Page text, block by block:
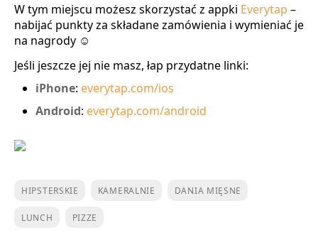
W tym miejscu możesz skorzystać z appki Everytap –
nabijać punkty za składane zamówienia i wymieniać je
na nagrody ☺
Jeśli jeszcze jej nie masz, łap przydatne linki:
iPhone: everytap.com/ios
Android: everytap.com/android
HIPSTERSKIE KAMERALNIE DANIA MIĘSNE
LUNCH PIZZE